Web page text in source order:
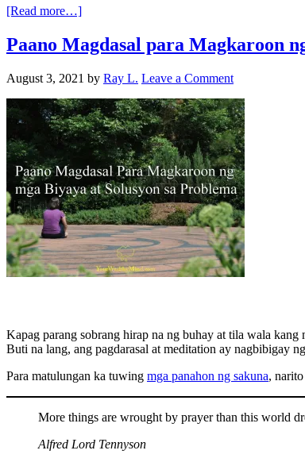
[Read more…]
Paano Magdasal para Magkaroon
August 3, 2021 by Ray L. Leave a Comment
Kapag parang sobrang hirap na ng buhay at tila wala
Buti na lang, ang pagdarasal at meditation ay nagbibigay
Para matulungan ka tuwing mga panahon ng sakuna,
More things are wrought by prayer than this world
Alfred Lord Tennyson